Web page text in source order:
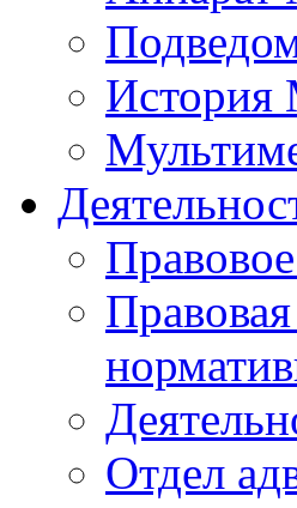
История
Отдел